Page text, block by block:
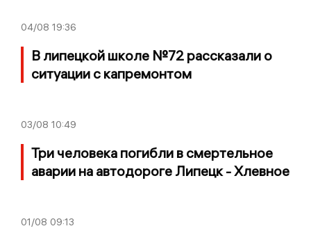
04/08 19:36
В липецкой школе №72 рассказали о
ситуации с капремонтом
03/08 10:49
Три человека погибли в смертельное
аварии на автодороге Липецк - Хлевное
01/08 09:13